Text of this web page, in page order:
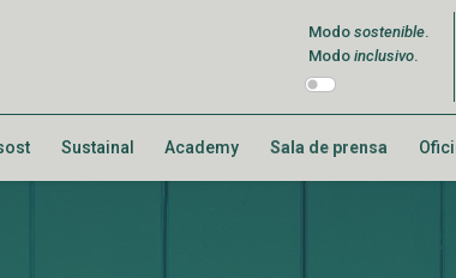
Modo sostenible.
Modo inclusivo.
Sustainal Academy Sala de prensa